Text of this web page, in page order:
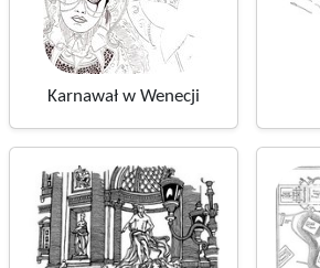
Karnawał w Wenecji